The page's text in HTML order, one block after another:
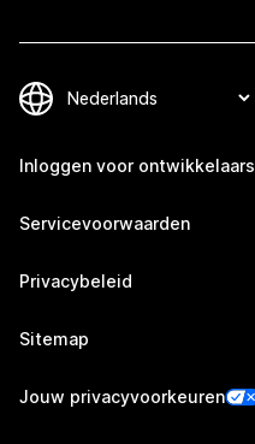
Inloggen voor ontwikkelaars
Servicevoorwaarden
Privacybeleid
Sitemap
Jouw privacyvoorkeuren